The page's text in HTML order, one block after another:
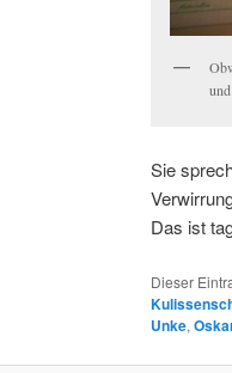
Sie
Das ist
Dieser
Unke,